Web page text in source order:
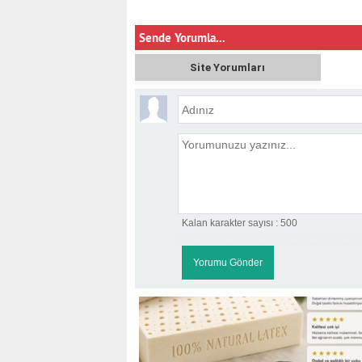
Sende Yorumla...
Site Yorumları
Kalan karakter sayısı : 500